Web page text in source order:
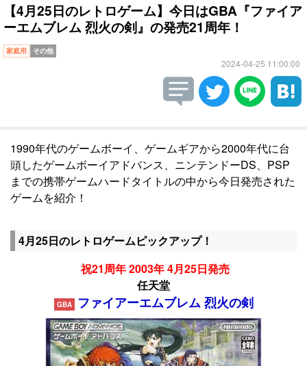
【4月25日のレトロゲーム】今日はGBA『ファイア
ーエムブレム 烈火の剣』の発売21周年！
家庭用 その他
2024-04-25 11:00:00
1990年代のゲームボーイ、ゲームギアから2000年代に台
頭したゲームボーイアドバンス、ニンテンドーDS、PSP
までの携帯ゲームハードタイトルの中から今日発売された
ゲームを紹介！
4月25日のレトロゲームピックアップ！
祝21周年 2003年 4月25日発売
任天堂
GBA ファイアーエムブレム 烈火の剣